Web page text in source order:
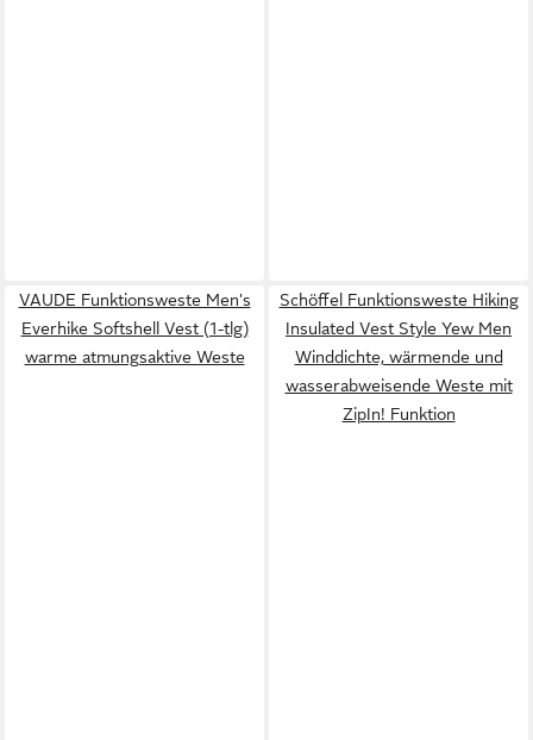
VAUDE Funktionsweste Men's
Everhike Softshell Vest (1-tlg)
warme atmungsaktive Weste
Schöffel Funktionsweste Hiking
Insulated Vest Style Yew Men
Winddichte, wärmende und
wasserabweisende Weste mit
ZipIn! Funktion